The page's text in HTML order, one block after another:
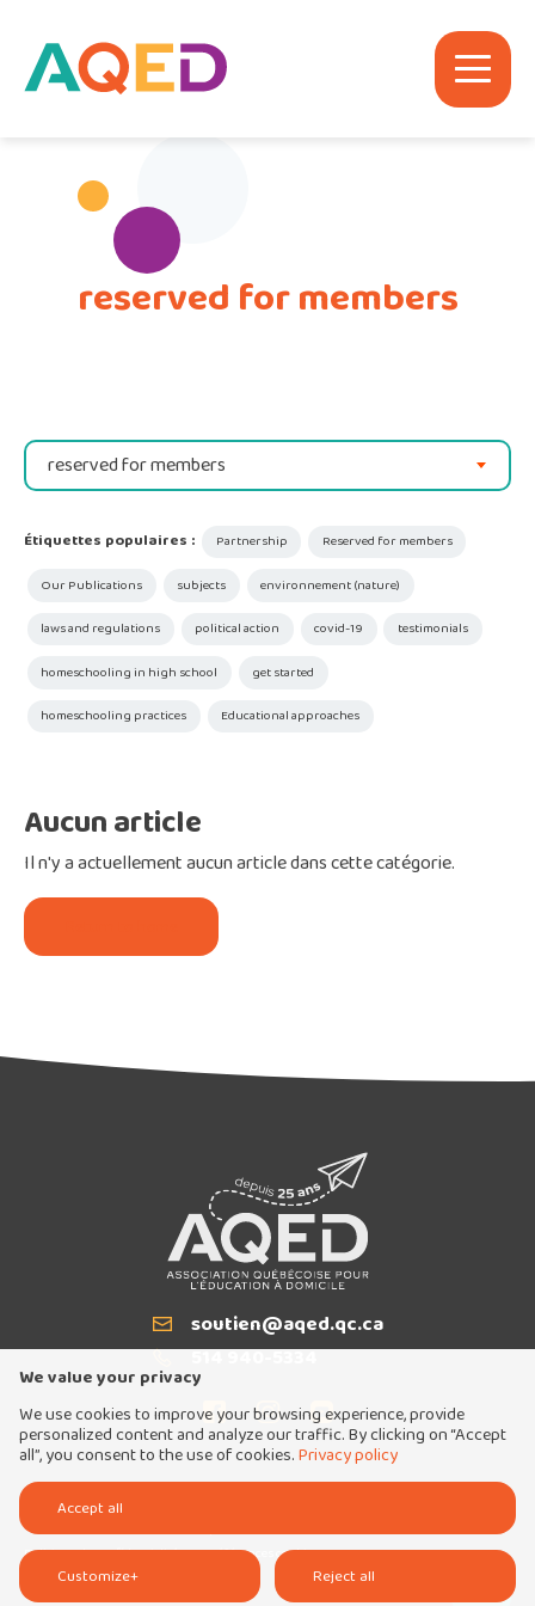
reserved for members
Étiquettes populaires : Partnership
Reserved for members
Our Publications
subjects
environnement (nature)
laws and regulations
political action covid-19
testimonials
homeschooling in high school
get started
homeschooling practices
Educational approaches
Aucun article
Il n'y a actuellement aucun article dans cette catégorie.
Email
soutien@aqed.qc.ca
T
514 940-5334
Tous droits réservés 2026 © Association québécoise pour l'éducation à domicile
Conception et réalisation :Nubee
Politique de confidentialitéMes préférences cookies
We value your privacy
We use cookies to improve your browsing experience, provide
personalized content and analyze our traffic. By clicking on “Accept
all”, you consent to the use of cookies.Privacy policy
Customize+ Reject all
Accept all